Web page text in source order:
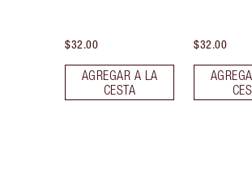
$32.00
AGREGAR A LA
CESTA
$32.00